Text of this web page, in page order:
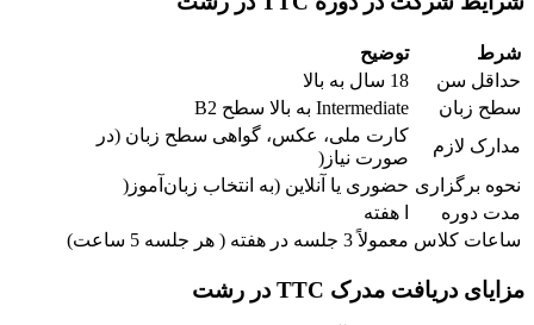
شرط
توضیح
حداقل سن
18 سال به بالا
سطح زبان
Intermediate به بالا سطح B2
مدارک لازم
کارت ملی، عکس، گواهی سطح زبان (در
صورت نیاز(
نحوه برگزاری حضوری یا آنلاین (به انتخاب زبان‌آموز(
مدت دوره
ا هفته
ساعات کلاس معمولاً 3 جلسه در هفته ( هر جلسه 5 ساعت)
مزایای دریافت مدرک در رشت